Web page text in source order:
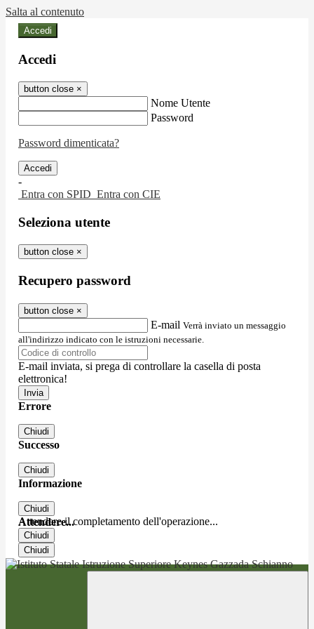
Salta al contenuto
Accedi
Accedi
button close ×
Nome Utente
Password
Password dimenticata?
-
Entra con SPID Entra con CIE
Seleziona utente
button close ×
Recupero password
button close ×
E-mail Verrà inviato un messaggio
all'indirizzo indicato con le istruzioni necessarie.
E-mail inviata, si prega di controllare la casella di posta
elettronica!
Errore
Chiudi
Successo
Chiudi
Informazione
Chiudi
Attendere...
Attendere il completamento dell'operazione...
Chiudi
Chiudi